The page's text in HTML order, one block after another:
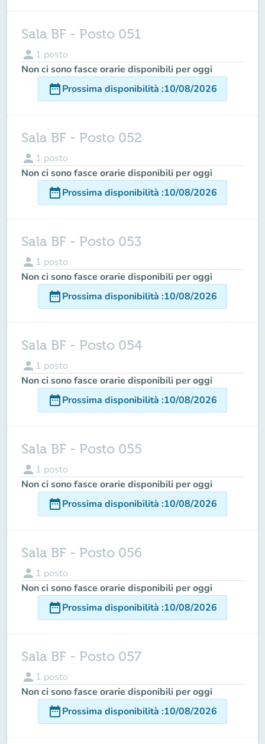
Sala BF - Posto 051
person 1 posto
Non ci sono fasce orarie disponibili per oggi
date_rangeProssima disponibilità :10/08/2026
Sala BF - Posto 052
person 1 posto
Non ci sono fasce orarie disponibili per oggi
date_rangeProssima disponibilità :10/08/2026
Sala BF - Posto 053
person 1 posto
Non ci sono fasce orarie disponibili per oggi
date_rangeProssima disponibilità :10/08/2026
Sala BF - Posto 054
person 1 posto
Non ci sono fasce orarie disponibili per oggi
date_rangeProssima disponibilità :10/08/2026
Sala BF - Posto 055
person 1 posto
Non ci sono fasce orarie disponibili per oggi
date_rangeProssima disponibilità :10/08/2026
Sala BF - Posto 056
person 1 posto
Non ci sono fasce orarie disponibili per oggi
date_rangeProssima disponibilità :10/08/2026
Sala BF - Posto 057
person 1 posto
Non ci sono fasce orarie disponibili per oggi
date_rangeProssima disponibilità :10/08/2026